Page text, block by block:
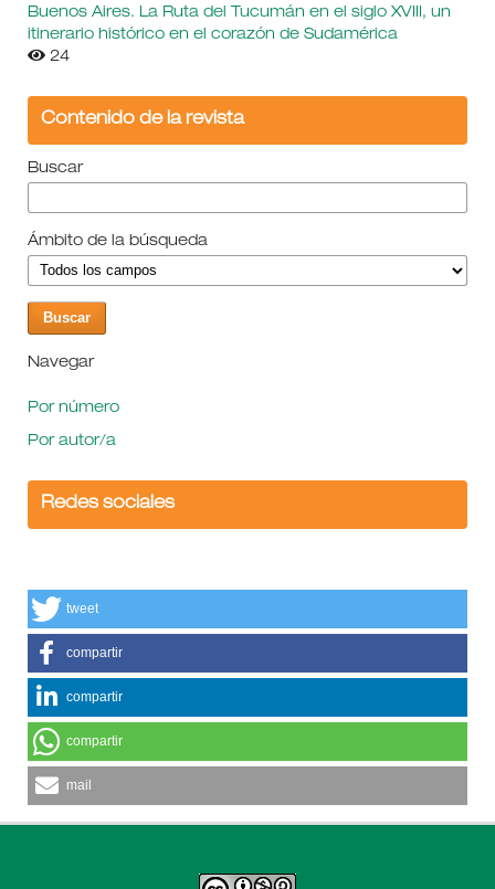
Buenos Aires. La Ruta del Tucumán en el siglo XVIII, un
itinerario histórico en el corazón de Sudamérica
24
Contenido de la revista
Buscar
Ámbito de la búsqueda
Navegar
Por número
Por autor/a
Redes sociales
tweet
compartir
compartir
compartir
mail